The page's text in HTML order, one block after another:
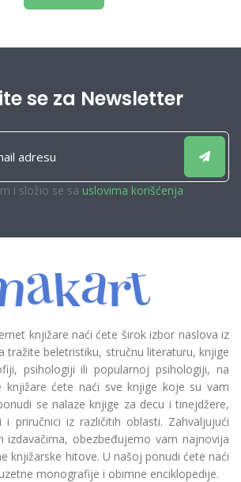
se za Newsletter
i složio se sa uslovima korišćenja
knjižare naći ćete širok izbor naslova iz
tražite beletristiku, stručnu literaturu, knjige
psihologiji ili popularnoj psihologiji, na
knjižare ćete naći sve knjige koje su vam
se nalaze knjige za decu i tinejdžere,
priručnici iz različitih oblasti. Zahvaljujući
izdavačima, obezbeđujemo vam najnovija
knjižarske hitove. U našoj ponudi ćete naći
monografije i obimne enciklopedije.